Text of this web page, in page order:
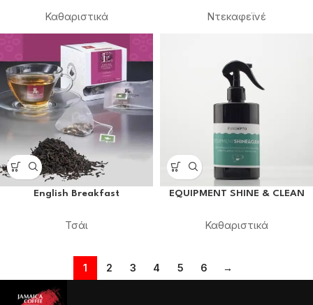
Καθαριστικά Ντεκαφεϊνέ
English Breakfast
Τσάι
EQUIPMENT SHINE & CLEAN
Καθαριστικά
1 2 3 4 5 6 →